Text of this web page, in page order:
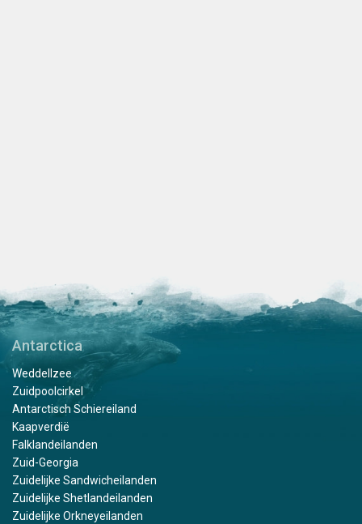
Antarctica
Weddellzee
Zuidpoolcirkel
Antarctisch Schiereiland
Kaapverdië
Falklandeilanden
Zuid-Georgia
Zuidelijke Sandwicheilanden
Zuidelijke Shetlandeilanden
Zuidelijke Orkneyeilanden